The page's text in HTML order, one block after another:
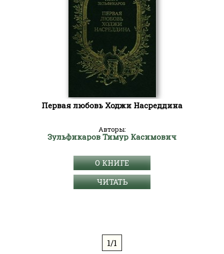
Первая любовь Ходжи Насреддина
Авторы:
Зульфикаров Тимур Касимович
О КНИГЕ
ЧИТАТЬ
1/1